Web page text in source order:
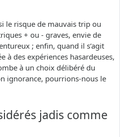
le risque de mauvais trip ou
+ ou - graves, envie de
; enfin, quand il s’agit
à des expériences hasardeuses,
à un choix délibéré du
ignorance, pourrions-nous le
jadis comme